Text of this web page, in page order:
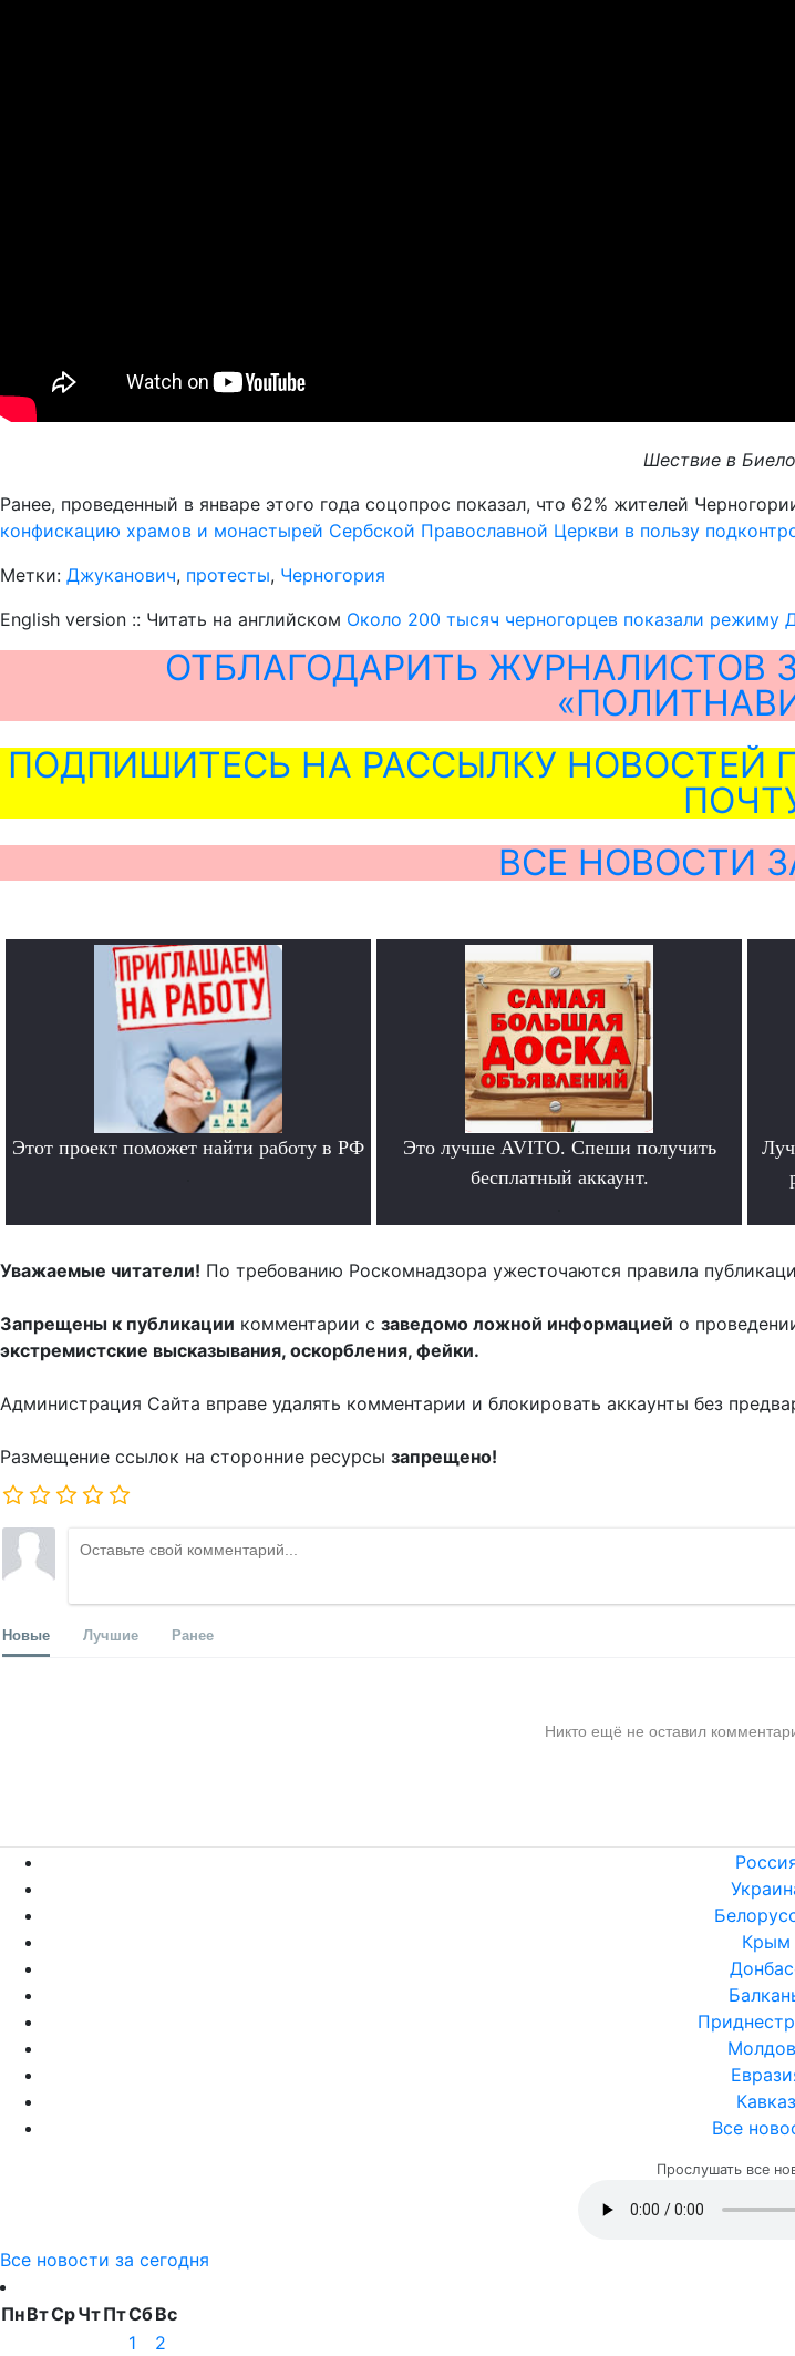
Шествие в
Ранее, проведенный в январе этого года соцопрос показал, что 62% жителей
конфискацию храмов и монастырей Сербской Православной Церкви в пользу
Метки: Джуканович, протесты, Черногория
English version :: Читать на английском Около 200 тысяч черногорцев показали режиму
ОТБЛАГОДАРИТЬ ЖУРНАЛИСТОВ
ПОДПИШИТЕСЬ НА РАССЫЛКУ НОВОСТЕЙ
ВСЕ НОВОСТИ
Этот проект поможет найти работу в РФ
Это лучше AVITO. Спеши получить
бесплатный аккаунт.
Уважаемые читатели! По требованию Роскомнадзора ужесточаются правила
Запрещены к публикации комментарии с заведомо ложной информацией о
экстремистские высказывания, оскорбления, фейки.
Администрация Сайта вправе удалять комментарии и блокировать аккаунты без
Размещение ссылок на сторонние ресурсы запрещено!
Новые Лучшие Ранее
Никто ещё не оставил
Крым
Кавказ
Все
Прослушать все
Все новости за сегодня
ПнВтСрЧтПтСбВс
1
2